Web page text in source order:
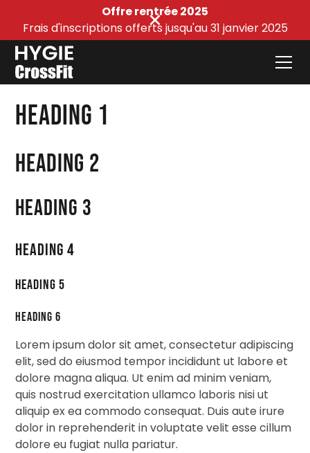
Offre rentrée 2025
Frais d'inscriptions offerts jusqu'au 31 janvier 2025
Heading 1
Heading 2
Heading 3
Heading 4
Heading 5
Heading 6
Lorem ipsum dolor sit amet, consectetur adipiscing
elit, sed do eiusmod tempor incididunt ut labore et
dolore magna aliqua. Ut enim ad minim veniam,
quis nostrud exercitation ullamco laboris nisi ut
aliquip ex ea commodo consequat. Duis aute irure
dolor in reprehenderit in voluptate velit esse cillum
dolore eu fugiat nulla pariatur.